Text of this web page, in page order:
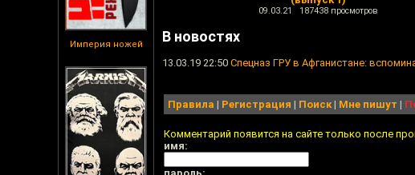
Империя ножей
09.03.21 187438 просмотров
В новостях
13.03.19 22:50 Спецназ ГРУ в Афганистане:
Правила | Регистрация | Поиск| Мне пишут |
Комментарий появится на сайте только после
имя: